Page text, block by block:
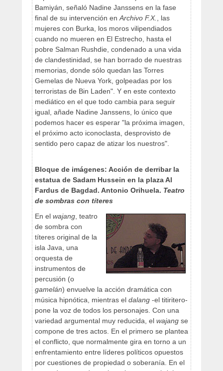
Bamiyán, señaló Nadine Janssens en la fase
final de su intervención en Archivo F.X.
, las
mujeres con Burka, los moros vilipendiados
cuando no mueren en El Estrecho, hasta el
pobre Salman Rushdie, condenado a una vida
de clandestinidad, se han borrado de nuestras
memorias, donde sólo quedan las Torres
Gemelas de Nueva York, golpeadas por los
terroristas de Bin Laden". Y en este contexto
mediático en el que todo cambia para seguir
igual, añade Nadine Janssens, lo único que
podemos hacer es esperar "la próxima imagen,
el próximo acto iconoclasta, desprovisto de
sentido pero capaz de atizar los nuestros".
Bloque de imágenes: Acción de derribar la
estatua de Sadam Hussein en la plaza Al
Fardus de Bagdad. Antonio Orihuela. Teatro
de sombras con títeres
En el wajang , teatro
de sombra con
títeres original de la
isla Java, una
orquesta de
instrumentos de
percusión (o
gamelán) envuelve la acción dramática con
música hipnótica, mientras el dalang -el titiritero-
pone la voz de todos los personajes. Con una
variedad argumental muy reducida, el wajang se
compone de tres actos. En el primero se plantea
el conflicto, que normalmente gira en torno a un
enfrentamiento entre líderes políticos opuestos
por cuestiones de propiedad o soberanía. En el